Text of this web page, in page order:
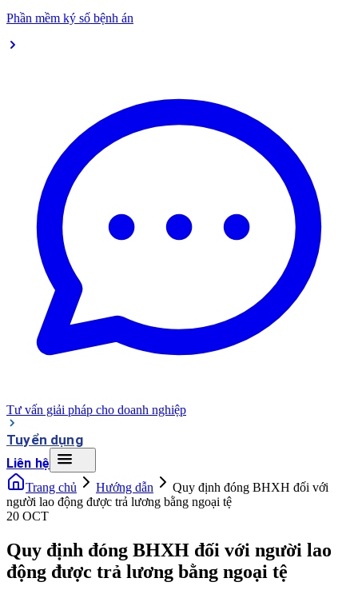
Phần mềm ký số bệnh án
Tư vấn giải pháp cho doanh nghiệp
Tuyển dụng
Liên hệ
Trang chủ Hướng dẫn
Quy định đóng BHXH đối với
người lao động được trả lương bằng ngoại tệ
20 OCT
Quy định đóng BHXH đối với người lao
động được trả lương bằng ngoại tệ